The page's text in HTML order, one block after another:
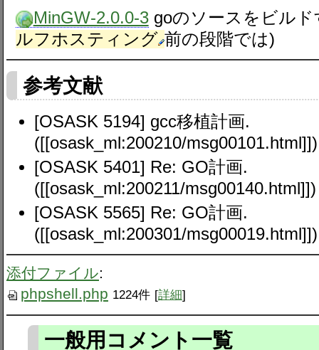
MinGW-2.0.0-3goのソースをビルド
ルフホスティング 前の段階では)
参考文献
[OSASK 5194] gcc移植計画.
([[osask_ml:200210/msg00101.html]])
[OSASK 5401] Re: GO計画.
([[osask_ml:200211/msg00140.html]])
[OSASK 5565] Re: GO計画.
([[osask_ml:200301/msg00019.html]])
添付ファイル:
phpshell.php 1224件 [詳細]
一般用コメント一覧